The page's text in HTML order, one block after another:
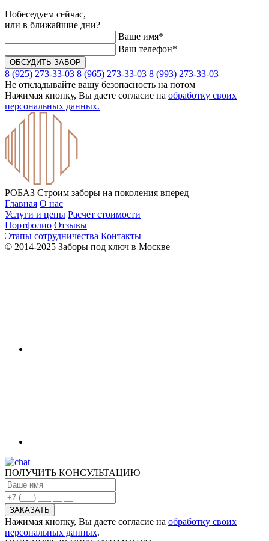
Побеседуем сейчас,
или в ближайшие дни?
Ваше имя*
Ваш телефон*
8 (925) 273-33-03 8 (965) 273-33-03 8 (993) 273-33-03
Не откладывайте вашу безопасность на потом
Нажимая кнопку, Вы даете согласие на обработку своих
персональных данных.
РОБАЗ Строим заборы на поколения вперед
Главная О нас
Услуги и цены Расчет стоимости
Портфолио Отзывы
Этапы сотрудничества Контакты
© 2014-2025 Заборы под ключ в Москве
ПОЛУЧИТЬ КОНСУЛЬТАЦИЮ
Нажимая кнопку, Вы даете согласие на обработку своих
персональных данных.